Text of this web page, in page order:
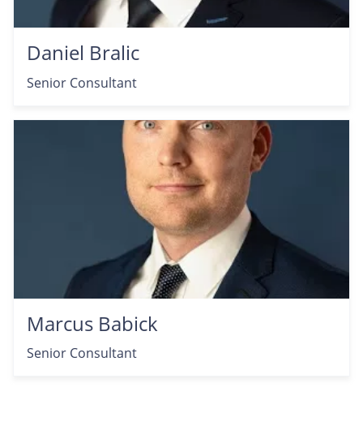
Daniel Bralic
Senior Consultant
Marcus Babick
Senior Consultant